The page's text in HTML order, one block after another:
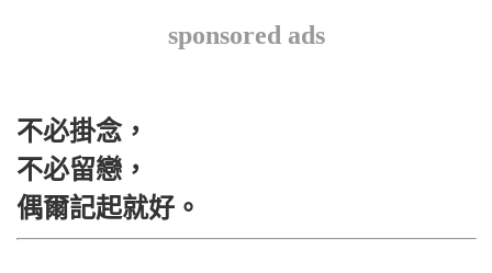
sponsored ads
不必掛念，
不必留戀，
偶爾記起就好。